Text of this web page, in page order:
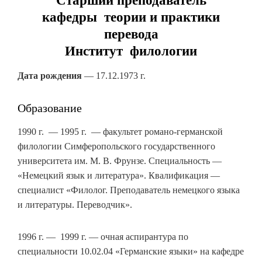
кафедры теории и практики
перевода
Институт филологии
Дата рождения — 17.12.1973 г.
Образование
1990 г. — 1995 г. — факультет романо-германской
филологии Симферопольского государственного
университета им. М. В. Фрунзе. Специальность —
«Немецкий язык и литература». Квалификация —
специалист «Филолог. Преподаватель немецкого языка
и литературы. Переводчик».
1996 г. — 1999 г. — очная аспирантура по
специальности 10.02.04 «Германские языки» на кафедре